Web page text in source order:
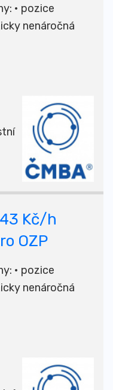
• pozice
nenáročná
Kč/h
OZP
• pozice
nenáročná